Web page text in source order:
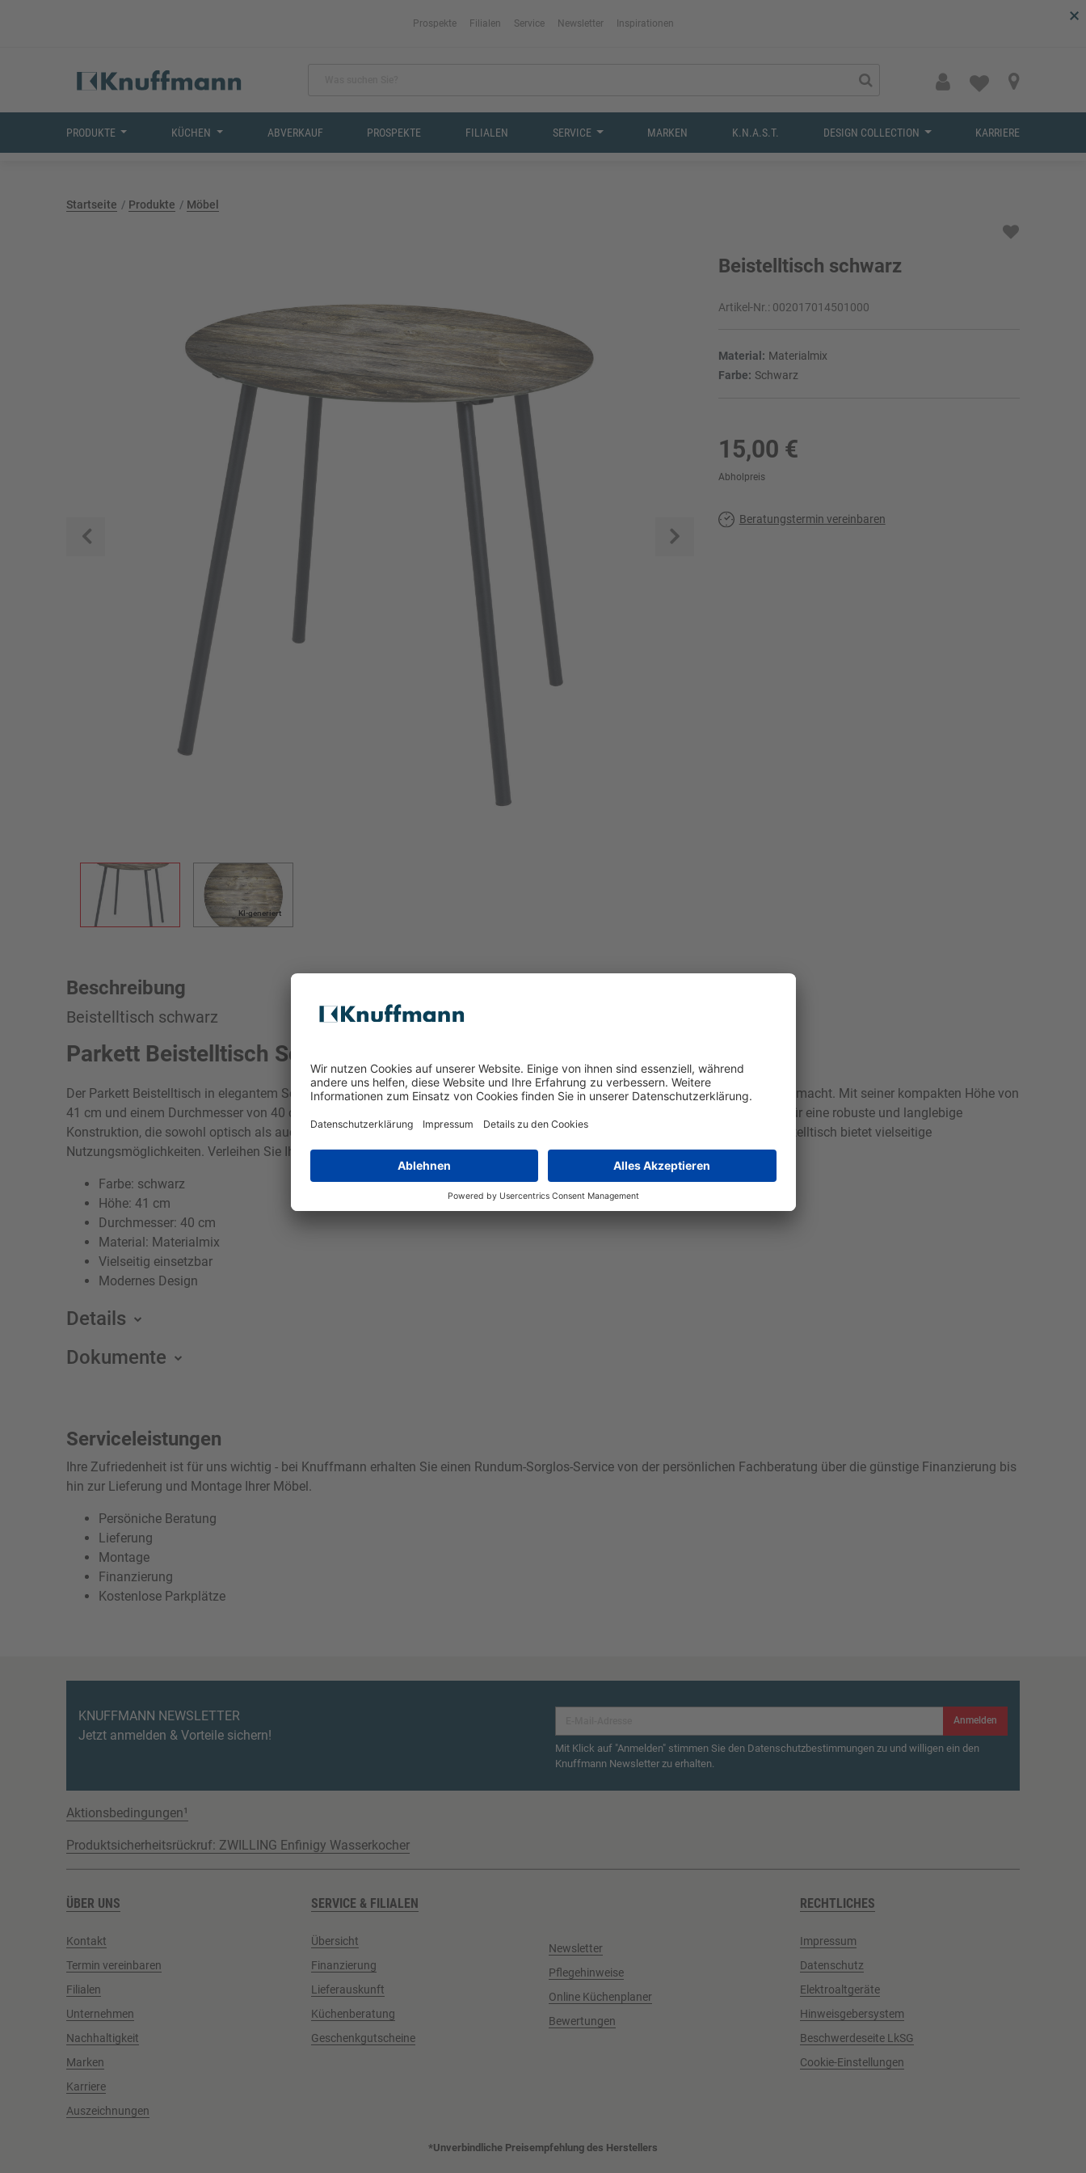
×
Prospekte Filialen Service Newsletter Inspirationen
PRODUKTE KÜCHEN ABVERKAUF PROSPEKTE FILIALEN SERVICE MARKEN K.N.A.S.T. DESIGN COLLECTION KARRIERE
Startseite Produkte Möbel
Zurück
KI-generiert
Beistelltisch schwarz
Artikel-Nr.: 002017014501000
Material: Materialmix
Farbe: Schwarz
15,00 €
Abholpreis
Beratungstermin vereinbaren
Beschreibung
Beistelltisch schwarz
Parkett Beistelltisch Schwarz
Der Parkett Beistelltisch in elegantem Schwarz ist ein stilvolles und funktionales Möbelstück, das in jedem Raum eine gute Figur macht. Mit seiner kompakten Höhe von
41 cm und einem Durchmesser von 40 cm fügt er sich harmonisch in verschiedene Einrichtungsstile ein. Der Materialmix sorgt für eine robuste und langlebige
Konstruktion, die sowohl optisch als auch praktisch überzeugt. Ob als Ablage für Bücher, Getränke oder Dekoration – dieser Beistelltisch bietet vielseitige
Nutzungsmöglichkeiten. Verleihen Sie Ihrem Wohnraum mit diesem zeitlosen Möbelstück einen modernen Touch.
Farbe: schwarz
Höhe: 41 cm
Durchmesser: 40 cm
Material: Materialmix
Vielseitig einsetzbar
Modernes Design
Details
Dokumente
Serviceleistungen
Ihre Zufriedenheit ist für uns wichtig - bei Knuffmann erhalten Sie einen Rundum-Sorglos-Service von der persönlichen Fachberatung über die günstige Finanzierung bis
hin zur Lieferung und Montage Ihrer Möbel.
Persöniche Beratung
Lieferung
Montage
Finanzierung
Kostenlose Parkplätze
KNUFFMANN NEWSLETTER
Jetzt anmelden & Vorteile sichern!
Anmelden
Mit Klick auf "Anmelden" stimmen Sie den Datenschutzbestimmungen zu und willigen ein den
Knuffmann Newsletter zu erhalten.
Aktionsbedingungen¹
Produktsicherheitsrückruf: ZWILLING Enfinigy Wasserkocher
ÜBER UNS
Kontakt
Termin vereinbaren
Filialen
Unternehmen
Nachhaltigkeit
Marken
Karriere
Auszeichnungen
SERVICE & FILIALEN
Übersicht
Finanzierung
Lieferauskunft
Küchenberatung
Geschenkgutscheine
Newsletter
Pflegehinweise
Online Küchenplaner
Bewertungen
RECHTLICHES
Impressum
Datenschutz
Elektroaltgeräte
Hinweisgebersystem
Beschwerdeseite LkSG
Cookie-Einstellungen
*Unverbindliche Preisempfehlung des Herstellers